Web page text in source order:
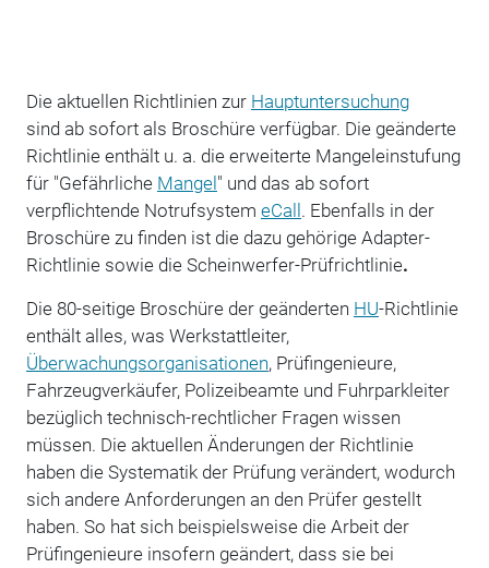
Die aktuellen Richtlinien zur Hauptuntersuchung
sind ab sofort als Broschüre verfügbar. Die geänderte
Richtlinie enthält u. a. die erweiterte Mangeleinstufung
für "Gefährliche Mangel" und das ab sofort
verpflichtende Notrufsystem eCall. Ebenfalls in der
Broschüre zu finden ist die dazu gehörige Adapter-
Richtlinie sowie die Scheinwerfer-Prüfrichtlinie.
Die 80-seitige Broschüre der geänderten HU-Richtlinie
enthält alles, was Werkstattleiter,
Überwachungsorganisationen, Prüfingenieure,
Fahrzeugverkäufer, Polizeibeamte und Fuhrparkleiter
bezüglich technisch-rechtlicher Fragen wissen
müssen. Die aktuellen Änderungen der Richtlinie
haben die Systematik der Prüfung verändert, wodurch
sich andere Anforderungen an den Prüfer gestellt
haben. So hat sich beispielsweise die Arbeit der
Prüfingenieure insofern geändert, dass sie bei